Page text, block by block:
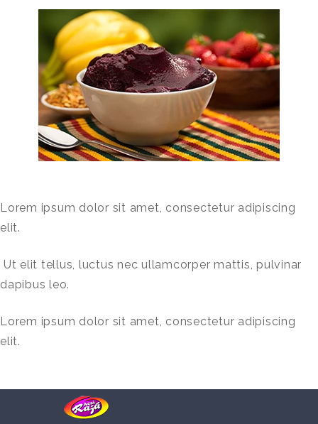
Lorem ipsum dolor sit amet, consectetur adipiscing
elit.
Ut elit tellus, luctus nec ullamcorper mattis, pulvinar
dapibus leo.
Lorem ipsum dolor sit amet, consectetur adipiscing
elit.